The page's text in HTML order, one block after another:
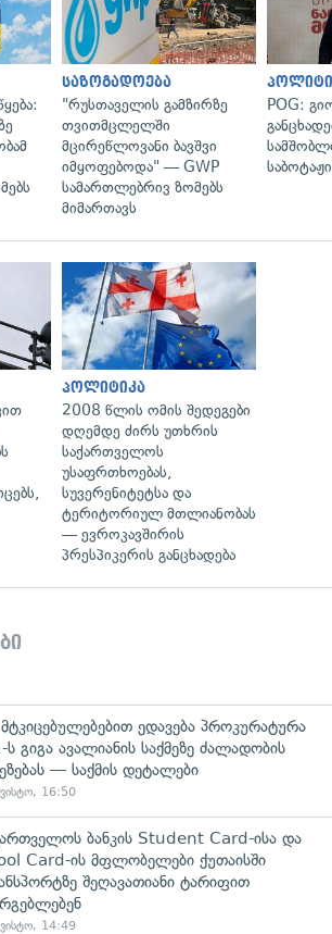
საზოგადოება
"რუსთაველის გამზირზე
თვითმცლელში
მცირეწლოვანი ბავშვი
იმყოფებოდა" — GWP
სამართლებრივ ზომებს
მიმართავს
POG:
პოლიტიკა
2008 წლის ომის შედეგები
დღემდე ძირს უთხრის
საქართველოს
უსაფრთხოებას,
სუვერენიტეტსა და
ტერიტორიულ მთლიანობას
— ევროკავშირის
პრესპიკერის განცხადება
ედავება პროკურატურა
ს გიგა ავალიანის საქმეზე ძალადობის
— საქმის დეტალები
16:50
ბანკის Student Card-ისა და
Card-ის მფლობელები ქუთაისში
შეღავათიანი ტარიფით
14:49